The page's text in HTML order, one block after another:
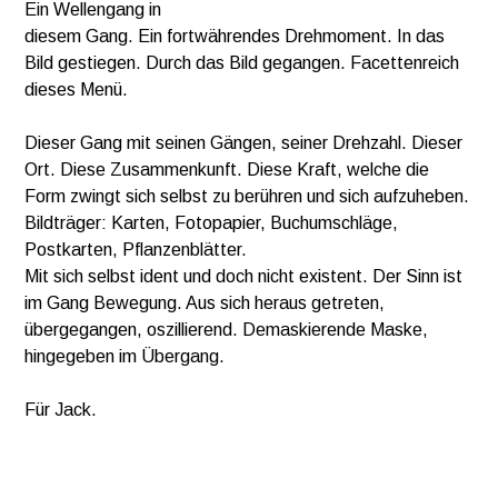
Ein Wellengang in
diesem Gang. Ein fortwährendes Drehmoment. In das
Bild gestiegen. Durch das Bild gegangen. Facettenreich
dieses Menü.
Dieser Gang mit seinen Gängen, seiner Drehzahl. Dieser
Ort. Diese Zusammenkunft. Diese Kraft, welche die
Form zwingt sich selbst zu berühren und sich aufzuheben.
Bildträger: Karten, Fotopapier, Buchumschläge,
Postkarten, Pflanzenblätter.
Mit sich selbst ident und doch nicht existent. Der Sinn ist
im Gang Bewegung. Aus sich heraus getreten,
übergegangen, oszillierend. Demaskierende Maske,
hingegeben im Übergang.
Für Jack.